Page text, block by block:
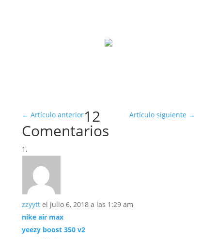
← Artículo anterior Artículo siguiente →
12
Comentarios
zzyytt el julio 6, 2018 a las 1:29 am
nike air max
yeezy boost 350 v2